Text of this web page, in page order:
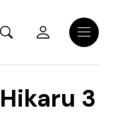
Menu
3